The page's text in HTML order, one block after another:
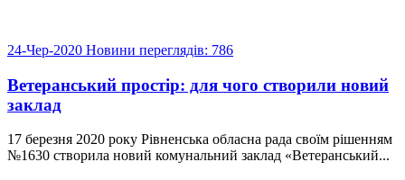
24-Чер-2020 Новини переглядів: 786
Ветеранський простір: для чого створили новий
заклад
17 березня 2020 року Рівненська обласна рада своїм рішенням
№1630 створила новий комунальний заклад «Ветеранський...